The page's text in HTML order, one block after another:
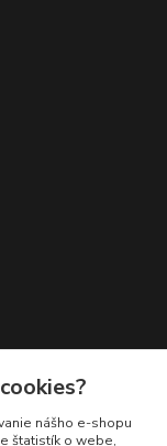
nášho e-shopu
štatistík o webe,